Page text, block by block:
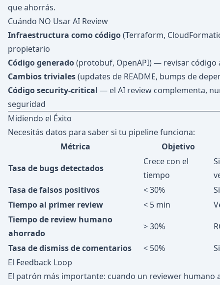
que ahorrás.
Cuándo NO Usar AI Review
Infraestructura como código(Terraform,
propietario
Código generado(protobuf, OpenAPI) — revisar
Cambios triviales(updates de README, bumps de
Código security-critical — el AI review complementa,
seguridad
Midiendo el Éxito
Necesitás datos para saber si tu pipeline funciona:
Métrica
Objetivo
Tasa de bugs detectados
Crece con el
tiempo
Tasa de falsos positivos
< 30%
Tiempo al primer review
< 5 min
Tiempo de review humano
ahorrado
> 30%
Tasa de dismiss de comentarios
< 50%
El Feedback Loop
El patrón más importante: cuando un reviewer humano